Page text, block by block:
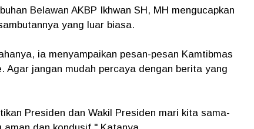
Belawan AKBP Ikhwan SH, MH mengucapkan
yang luar biasa.
ia menyampaikan pesan-pesan Kamtibmas
Agar jangan mudah percaya dengan berita yang
Presiden dan Wakil Presiden mari kita sama-